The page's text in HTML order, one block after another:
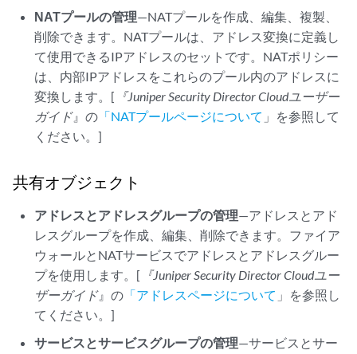
NATプールの管理—NATプールを作成、編集、複製、
削除できます。NATプールは、アドレス変換に定義し
て使用できるIPアドレスのセットです。NATポリシー
は、内部IPアドレスをこれらのプール内のアドレスに
変換します。[ 『Juniper Security Director Cloudユーザー
ガイド』の 「NATプールページについて 」を参照して
ください。]
共有オブジェクト
アドレスとアドレスグループの管理—アドレスとアド
レスグループを作成、編集、削除できます。ファイア
ウォールとNATサービスでアドレスとアドレスグルー
プを使用します。[ 『Juniper Security Director Cloudユー
ザーガイド』の 「アドレスページについて 」を参照し
てください。]
サービスとサービスグループの管理—サービスとサー